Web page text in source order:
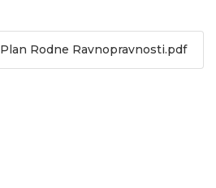
Plan Rodne Ravnopravnosti.pdf